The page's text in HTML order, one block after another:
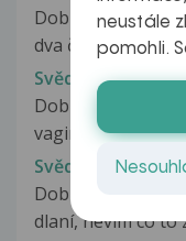
Dobrý den, před
dva červené fleky
Svědivé fleky na
Dobrý den, mám
vagine červené
Svědivé flíčky na
Dobrý den, mám
dlaní, nevím co to
neustále
pomohli.